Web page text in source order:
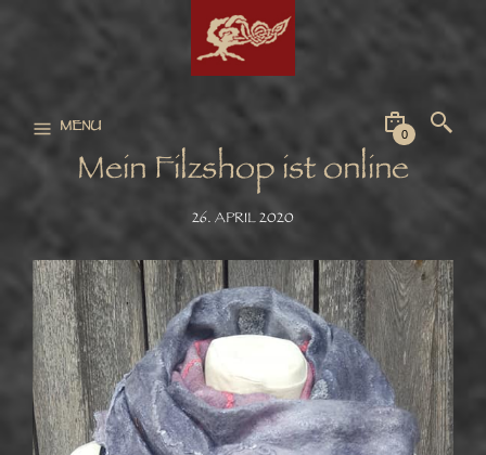
MENU 0
Mein Filzshop ist online
26. APRIL 2020